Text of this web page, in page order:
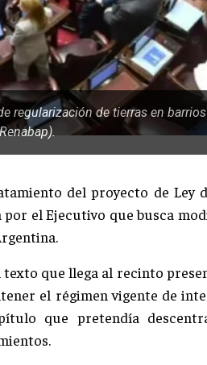
regularización de tierras en
del proyecto de Ley
el Ejecutivo que busca
que llega al recinto
el régimen vigente de
que pretendía